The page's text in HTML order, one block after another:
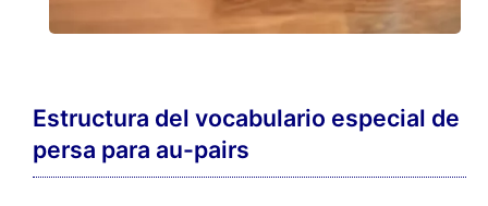
Estructura del vocabulario especial de
persa para au-pairs